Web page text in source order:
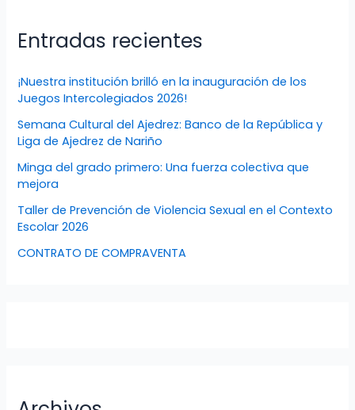
Entradas recientes
¡Nuestra institución brilló en la inauguración de los
Juegos Intercolegiados 2026!
Semana Cultural del Ajedrez: Banco de la República y
Liga de Ajedrez de Nariño
Minga del grado primero: Una fuerza colectiva que
mejora
Taller de Prevención de Violencia Sexual en el Contexto
Escolar 2026
CONTRATO DE COMPRAVENTA